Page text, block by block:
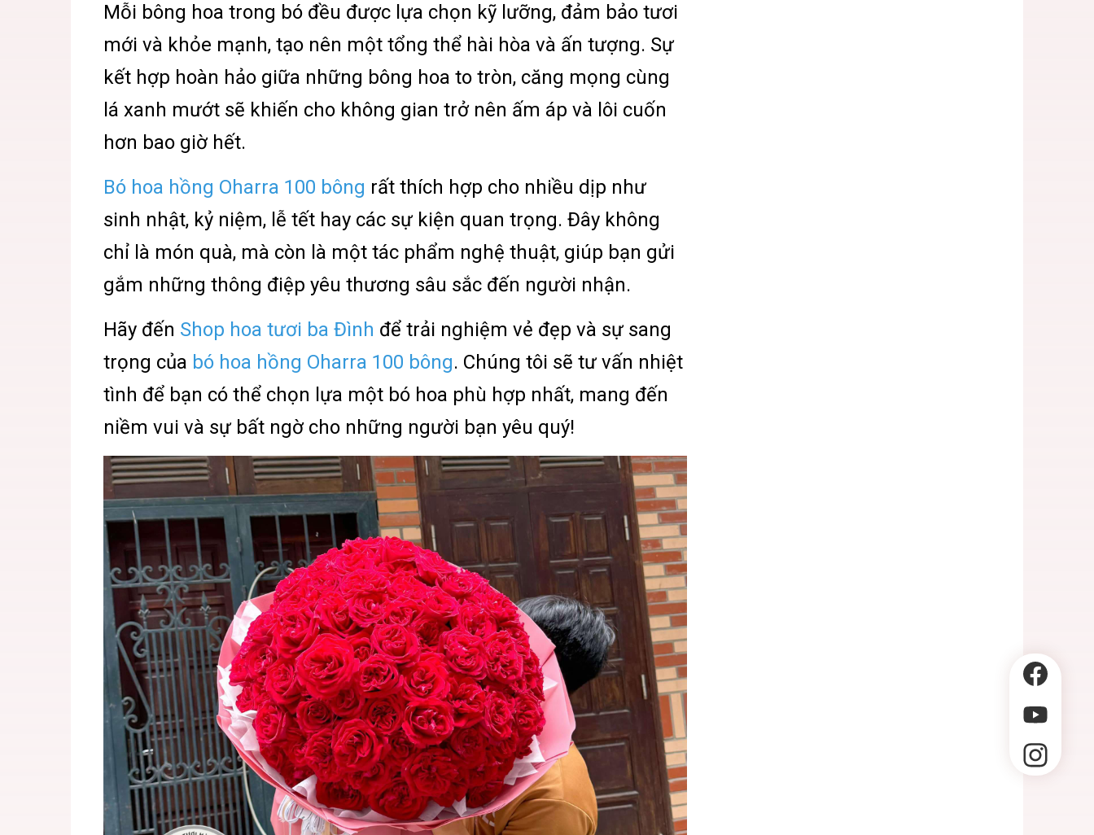
Mỗi bông hoa trong bó đều được lựa chọn kỹ lưỡng, đảm bảo tươi
mới và khỏe mạnh, tạo nên một tổng thể hài hòa và ấn tượng. Sự
kết hợp hoàn hảo giữa những bông hoa to tròn, căng mọng cùng
lá xanh mướt sẽ khiến cho không gian trở nên ấm áp và lôi cuốn
hơn bao giờ hết.
Bó hoa hồng Oharra 100 bông rất thích hợp cho nhiều dịp như
sinh nhật, kỷ niệm, lễ tết hay các sự kiện quan trọng. Đây không
chỉ là món quà, mà còn là một tác phẩm nghệ thuật, giúp bạn gửi
gắm những thông điệp yêu thương sâu sắc đến người nhận.
Hãy đến Shop hoa tươi ba Đình để trải nghiệm vẻ đẹp và sự sang
trọng của bó hoa hồng Oharra 100 bông. Chúng tôi sẽ tư vấn nhiệt
tình để bạn có thể chọn lựa một bó hoa phù hợp nhất, mang đến
niềm vui và sự bất ngờ cho những người bạn yêu quý!